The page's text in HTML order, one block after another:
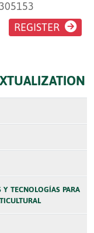
REGISTER
Y TECNOLOGÍAS PARA